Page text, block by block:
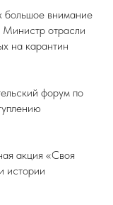
большое внимание
Министр отрасли
на карантин
форум по
акция «Своя
истории